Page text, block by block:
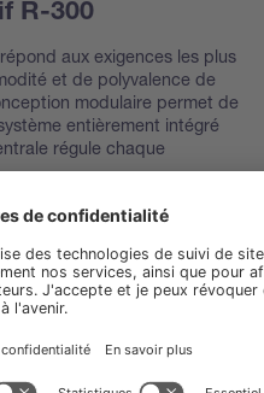
R-300
aux exigences les plus
et de polyvalence de
modulaire permet de
entièrement intégré
régule chaque